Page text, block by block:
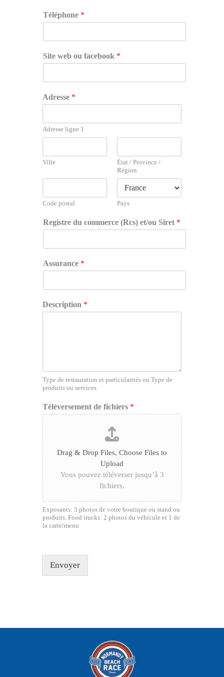
Téléphone *
Site web ou facebook *
Adresse *
Adresse ligne 1
Ville
État / Province /
Région
Code postal Pays
t
o
C
o
s
Registre du commerce (Rcs) et/ou Siret *
Assurance *
Description *
Type de restauration et particularités ou Type de
produits ou services
Téléversement de fichiers *
Drag & Drop Files, Choose Files to
Upload
Vous pouvez téléverser jusqu’à 3
fichiers.
Exposants: 3 photos de votre boutique ou stand ou
produits. Food trucks: 2 photos du véhicule et 1 de
la carte/menu
Envoyer